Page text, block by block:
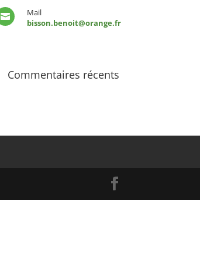

Mail
bisson.benoit@orange.fr
Commentaires récents